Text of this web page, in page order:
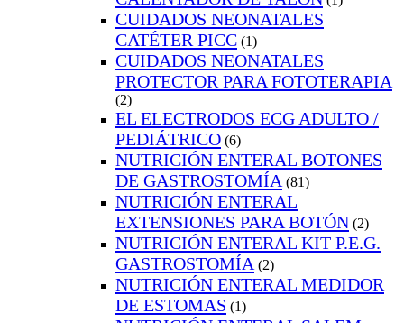
CUIDADOS NEONATALES
CATÉTER PICC (1)
CUIDADOS NEONATALES
PROTECTOR PARA FOTOTERAPIA
(2)
EL ELECTRODOS ECG ADULTO /
PEDIÁTRICO (6)
NUTRICIÓN ENTERAL BOTONES
DE GASTROSTOMÍA (81)
NUTRICIÓN ENTERAL
EXTENSIONES PARA BOTÓN (2)
NUTRICIÓN ENTERAL KIT P.E.G.
GASTROSTOMÍA (2)
NUTRICIÓN ENTERAL MEDIDOR
DE ESTOMAS (1)